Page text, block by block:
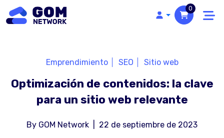
0
Optimización de contenidos: la clave
para un sitio web relevante
Emprendimiento SEO Sitio web
By GOM Network 22 de septiembre de 2023